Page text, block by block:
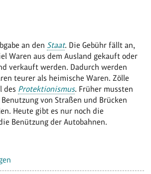
an den Staat. Die Gebühr fällt an,
Waren aus dem Ausland gekauft oder
verkauft werden. Dadurch werden
teurer als heimische Waren. Zölle
des Protektionismus. Früher mussten
von Straßen und Brücken
Heute gibt es nur noch die
Benützung der Autobahnen.